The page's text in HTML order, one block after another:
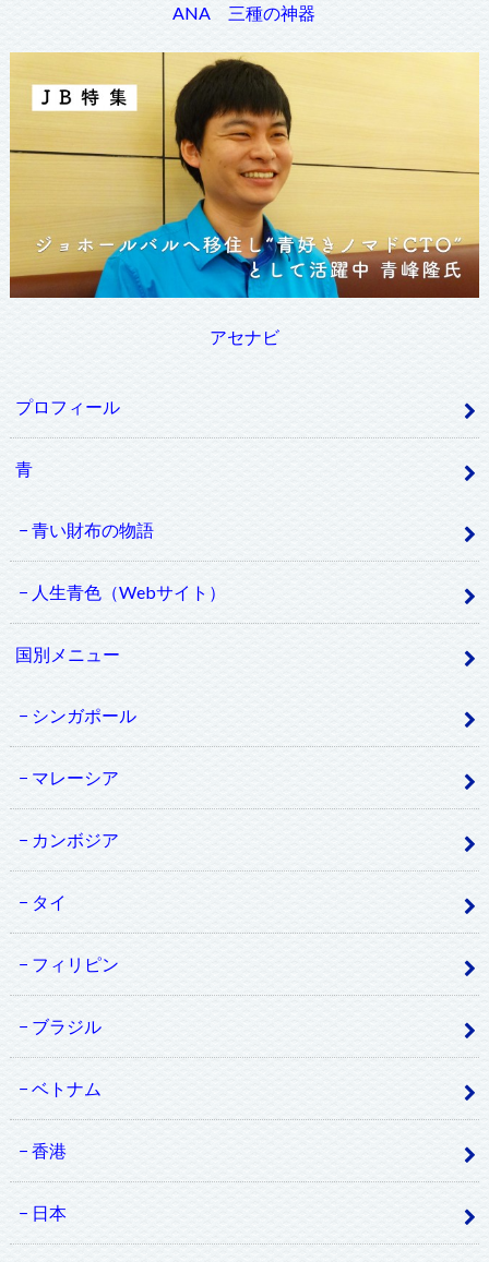
ANA 三種の神器
アセナビ
プロフィール
青
青い財布の物語
人生青色（Webサイト）
国別メニュー
シンガポール
マレーシア
カンボジア
タイ
フィリピン
ブラジル
ベトナム
香港
日本